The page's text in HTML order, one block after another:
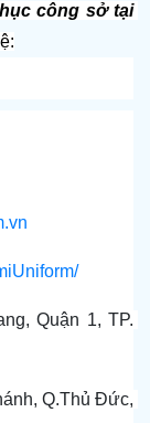
công sở tại
Quận 1, TP.
Q.Thủ Đức,